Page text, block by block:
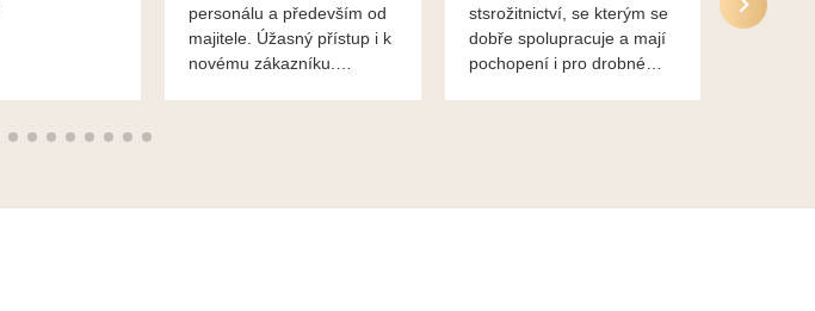
personálu a především od
majitele. Úžasný přístup i k
novému zákazníku.
stsrožitnictví, se kterým se
dobře spolupracuje a mají
pochopení i pro drobné
jsou po